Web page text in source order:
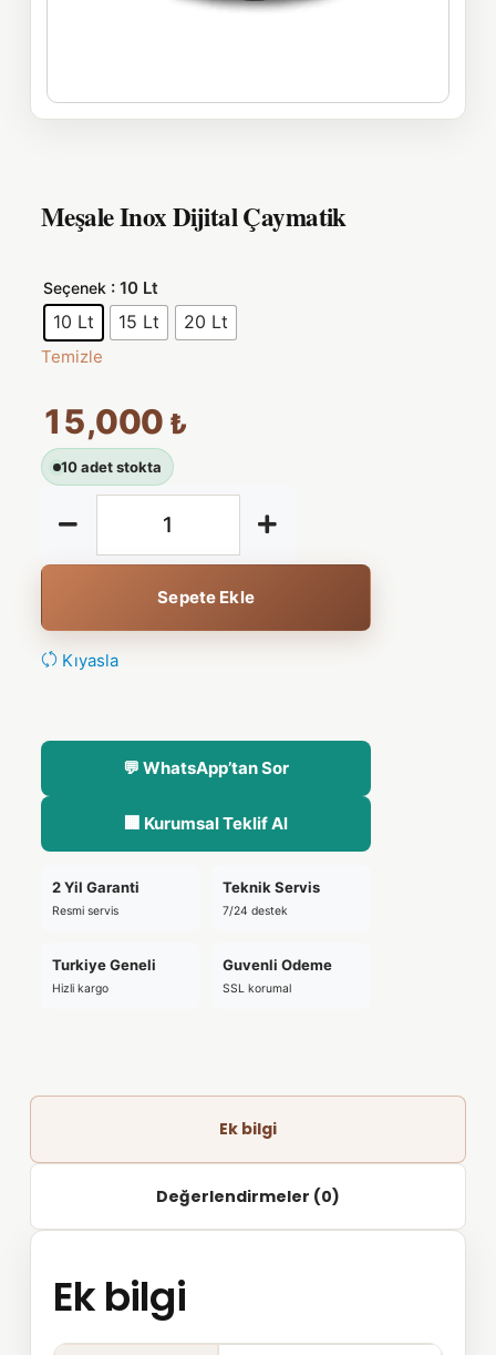
Meşale Inox Dijital Çaymatik
Seçenek : 10 Lt
10 Lt 15 Lt 20 Lt
Temizle
15,000 ₺
10 adet stokta
Sepete Ekle
Kıyasla
💬 WhatsApp’tan Sor
🏢 Kurumsal Teklif Al
2 Yil Garanti
Resmi servis
Teknik Servis
7/24 destek
Turkiye Geneli
Hizli kargo
Guvenli Odeme
SSL korumal
Ek bilgi
Değerlendirmeler (0)
Ek bilgi